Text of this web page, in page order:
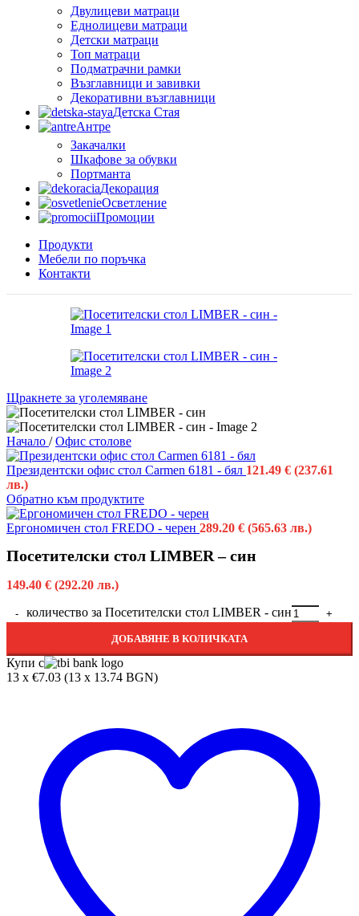
Двулицеви матраци
Еднолицеви матраци
Детски матраци
Топ матраци
Подматрачни рамки
Възглавници и завивки
Декоративни възглавници
Детска Стая
Антре
Закачалки
Шкафове за обувки
Портманта
Декорация
Осветление
Промоции
Продукти
Мебели по поръчка
Контакти
Щракнете за уголемяване
Начало / Офис столове
Президентски офис стол Carmen 6181 - бял 121.49 € (237.61
лв.)
Обратно към продуктите
Ергономичен стол FREDO - черен 289.20 € (565.63 лв.)
Посетителски стол LIMBER – син
149.40 € (292.20 лв.)
количество за Посетителски стол LIMBER - син
ДОБАВЯНЕ В КОЛИЧКАТА
Купи с
13 x €7.03 (13 x 13.74 BGN)